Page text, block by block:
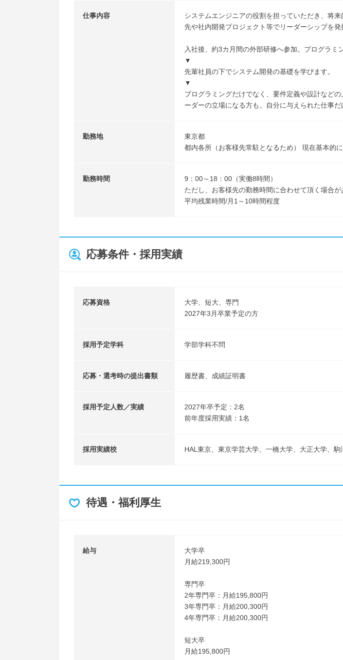
仕事内容
システムエンジニアの役割を担っていただき、将
先や社内開発プロジェクト等でリーダーシップを発
入社後、約3カ月間の外部研修へ参加。プログラミ
▼
先輩社員の下でシステム開発の基礎を学びます。
▼
プログラミングだけでなく、要件定義や設計など
ーダーの立場になる方も。自分に与えられた仕事
勤務地
東京都
都内各所（お客様先常駐となるため） 現在基本的に
勤務時間
9：00～18：00（実働8時間）
ただし、お客様先の勤務時間に合わせて頂く場合が
平均残業時間/月1～10時間程度
応募条件・採用実績
応募資格
大学、短大、専門
2027年3月卒業予定の方
採用予定学科 学部学科不問
応募・選考時の提出書類 履歴書、成績証明書
採用予定人数／実績
2027年卒予定：2名
前年度採用実績：1名
採用実績校 HAL東京、東京学芸大学、一橋大学、大正大学、
待遇・福利厚生
給与
大学卒
月給219,300円
専門卒
2年専門卒：月給195,800円
3年専門卒：月給200,300円
4年専門卒：月給200,300円
短大卒
月給195,800円